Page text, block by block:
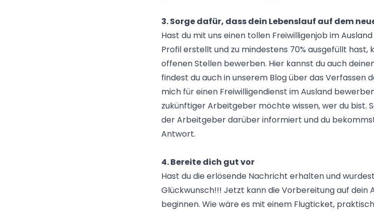
3. Sorge dafür, dass dein Lebenslauf auf dem
Hast du mit uns einen tollen Freiwilligenjob im
Profil erstellt und zu mindestens 70% ausgefüllt hast,
offenen Stellen bewerben. Hier kannst du auch
findest du auch in unserem Blog über das Verfassen
mich für einen Freiwilligendienst im Ausland
zukünftiger Arbeitgeber möchte wissen, wer du bist.
der Arbeitgeber darüber informiert und du
Antwort.
4. Bereite dich gut vor
Hast du die erlösende Nachricht erhalten und
Glückwunsch!!! Jetzt kann die Vorbereitung auf dein
beginnen. Wie wäre es mit einem Flugticket,